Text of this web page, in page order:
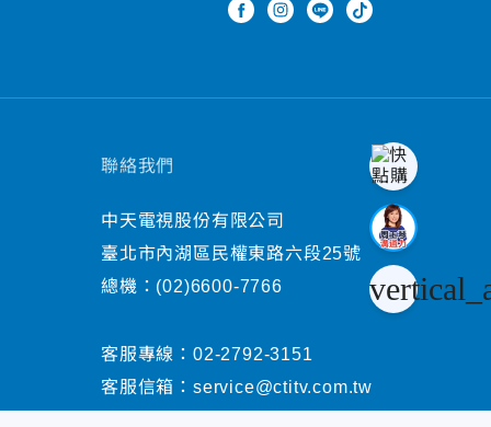
聯絡我們
中天電視股份有限公司
臺北市內湖區民權東路六段25號
總機： (02)6600-7766
客服專線： 02-2792-3151
客服信箱： service@ctitv.com.tw